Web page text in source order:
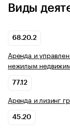
Виды
68.20.2
Аренда и
нежилым
77.12
Аренда и лизинг
45.20